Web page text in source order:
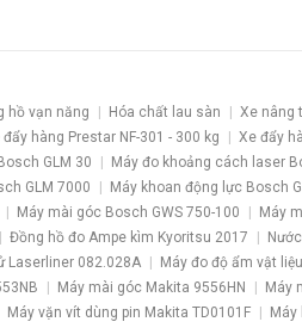
hồ vạn năng Hóa chất lau sàn Xe nâng
đẩy hàng Prestar NF-301 - 300 kg Xe đẩy
GLM 30 Máy đo khoảng cách laser
GLM 7000 Máy khoan động lực Bosch
Máy mài góc Bosch GWS 750-100 Máy
Đồng hồ đo Ampe kìm Kyoritsu 2017
Laserliner 082.028A Máy đo độ ẩm vật
Máy mài góc Makita 9556HN Máy
Máy vặn vít dùng pin Makita TD0101F